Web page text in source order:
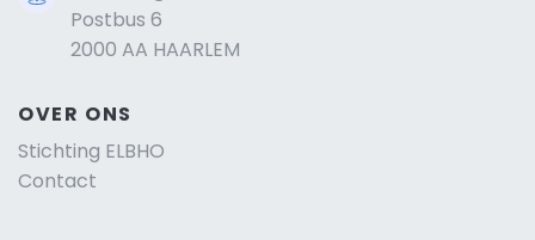
Postbus 6
2000 AA HAARLEM
OVER ONS
Stichting ELBHO
Contact